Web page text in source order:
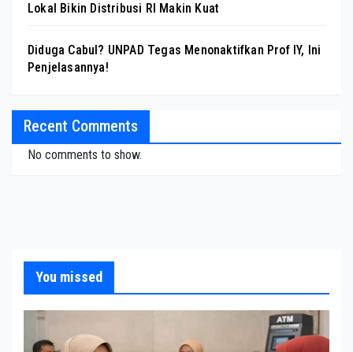
Lokal Bikin Distribusi RI Makin Kuat
Diduga Cabul? UNPAD Tegas Menonaktifkan Prof IY, Ini
Penjelasannya!
Recent Comments
No comments to show.
You missed